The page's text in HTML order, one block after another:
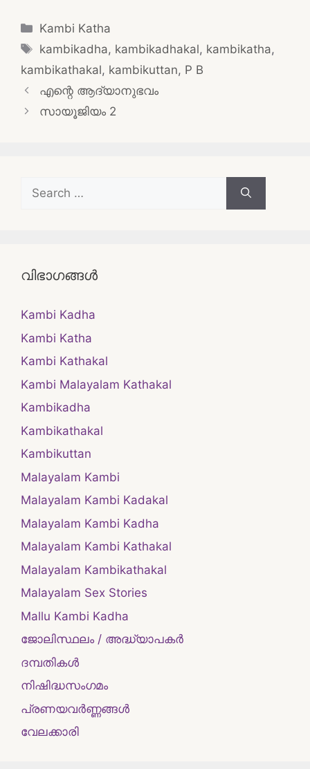
Categories
Kambi Katha
Tags
kambikadha, kambikadhakal, kambikatha,
kambikathakal, kambikuttan, P B
Post
navigation
എന്റെ ആദ്യാനുഭവം
സായൂജിയം 2
Search
for:
വിഭാഗങ്ങൾ
Kambi Kadha
Kambi Katha
Kambi Kathakal
Kambi Malayalam Kathakal
Kambikadha
Kambikathakal
Kambikuttan
Malayalam Kambi
Malayalam Kambi Kadakal
Malayalam Kambi Kadha
Malayalam Kambi Kathakal
Malayalam Kambikathakal
Malayalam Sex Stories
Mallu Kambi Kadha
ജോലിസ്ഥലം / അദ്ധ്യാപകർ
ദമ്പതികള്‍
നിഷിദ്ധസംഗമം
പ്രണയവർണ്ണങ്ങൾ
വേലക്കാരി